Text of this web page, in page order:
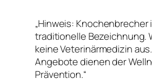
„Hinweis: Knochenbrecher
traditionelle Bezeichnung.
keine Veterinärmedizin
Angebote dienen der
Prävention.“